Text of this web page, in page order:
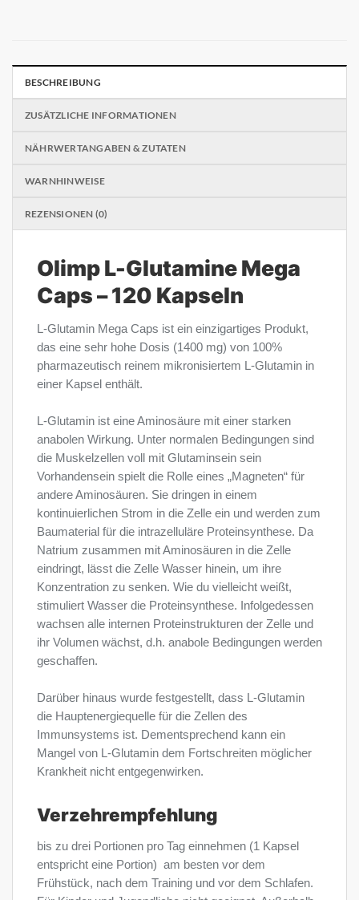
BESCHREIBUNG
ZUSÄTZLICHE INFORMATIONEN
NÄHRWERTANGABEN & ZUTATEN
WARNHINWEISE
REZENSIONEN (0)
Olimp L-Glutamine Mega
Caps – 120 Kapseln
L-Glutamin Mega Caps ist ein einzigartiges Produkt,
das eine sehr hohe Dosis (1400 mg) von 100%
pharmazeutisch reinem mikronisiertem L-Glutamin in
einer Kapsel enthält.
L-Glutamin ist eine Aminosäure mit einer starken
anabolen Wirkung. Unter normalen Bedingungen sind
die Muskelzellen voll mit Glutaminsein sein
Vorhandensein spielt die Rolle eines „Magneten“ für
andere Aminosäuren. Sie dringen in einem
kontinuierlichen Strom in die Zelle ein und werden zum
Baumaterial für die intrazelluläre Proteinsynthese. Da
Natrium zusammen mit Aminosäuren in die Zelle
eindringt, lässt die Zelle Wasser hinein, um ihre
Konzentration zu senken. Wie du vielleicht weißt,
stimuliert Wasser die Proteinsynthese. Infolgedessen
wachsen alle internen Proteinstrukturen der Zelle und
ihr Volumen wächst, d.h. anabole Bedingungen werden
geschaffen.
Darüber hinaus wurde festgestellt, dass L-Glutamin
die Hauptenergiequelle für die Zellen des
Immunsystems ist. Dementsprechend kann ein
Mangel von L-Glutamin dem Fortschreiten möglicher
Krankheit nicht entgegenwirken.
Verzehrempfehlung
bis zu drei Portionen pro Tag einnehmen (1 Kapsel
entspricht eine Portion)  am besten vor dem
Frühstück, nach dem Training und vor dem Schlafen.